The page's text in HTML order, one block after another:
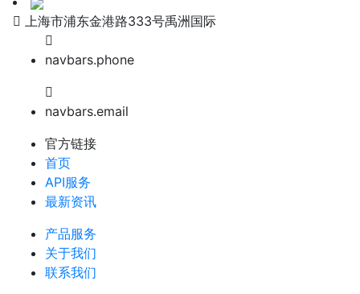
上海市浦东金港路333号禹洲国际
navbars.phone
navbars.email
官方链接
首页
API服务
最新资讯
产品服务
关于我们
联系我们